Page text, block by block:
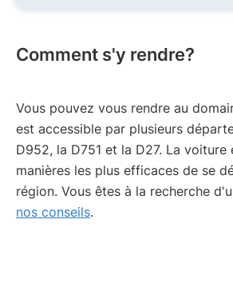
Comment s'y rendre?
Vous pouvez vous rendre au
est accessible par plusieurs
D952, la D751 et la D27. La voiture
manières les plus efficaces de se
région. Vous êtes à la recherche
nos conseils.